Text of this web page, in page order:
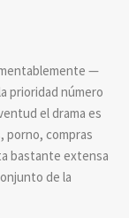
—
prioridad número
el drama es
porno, compras
bastante extensa
de la